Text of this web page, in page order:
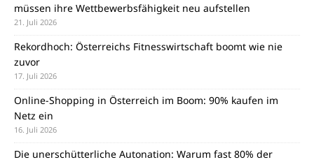
müssen ihre Wettbewerbsfähigkeit neu aufstellen
21. Juli 2026
Rekordhoch: Österreichs Fitnesswirtschaft boomt wie nie
zuvor
17. Juli 2026
Online-Shopping in Österreich im Boom: 90% kaufen im
Netz ein
16. Juli 2026
Die unerschütterliche Autonation: Warum fast 80% der